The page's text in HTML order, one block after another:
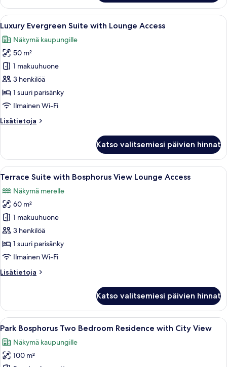
with
Bosphorus
View
Lounge
Access
Avaa
kaikki
huonetyypin
Luxury
Evergreen
Suite
with
Lounge
kuvat
Ylellinen makuuhuone, jossa on
6
Luxury Evergreen Suite with Lounge Access
Näkymä kaupungille
50 m²
1 makuuhuone
3 henkilöä
1 suuri parisänky
Ilmainen Wi-Fi
Lisätietoja
Lisätietoja
Suite
with
Lounge
Katso valitsemiesi päivien hinnat
Avaa
kaikki
huonetyypin
Terrace
Suite
with
Bosphorus
View
Access
Ylellinen hotellihuone, jossa on
5
Terrace Suite with Bosphorus View Lounge Access
Näkymä merelle
60 m²
1 makuuhuone
3 henkilöä
1 suuri parisänky
Ilmainen Wi-Fi
Lisätietoja
Lisätietoja
with
Bosphorus
View
Access
Katso valitsemiesi päivien hinnat
Avaa
kaikki
huonetyypin
Park
Moderni hotellihuone, jossa on
7
Park Bosphorus Two Bedroom Residence with City View
Näkymä kaupungille
100 m²